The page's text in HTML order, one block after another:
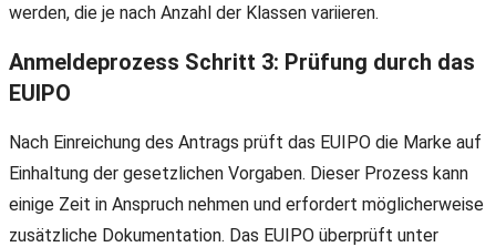
werden, die je nach Anzahl der Klassen variieren.
Anmeldeprozess Schritt 3: Prüfung durch das
EUIPO
Nach Einreichung des Antrags prüft das EUIPO die Marke auf
Einhaltung der gesetzlichen Vorgaben. Dieser Prozess kann
einige Zeit in Anspruch nehmen und erfordert möglicherweise
zusätzliche Dokumentation. Das EUIPO überprüft unter